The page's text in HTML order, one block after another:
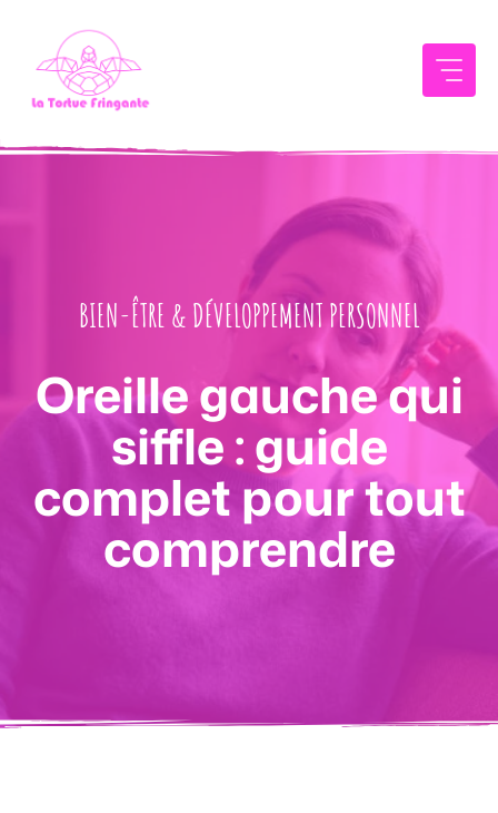
contenu
BIEN-ÊTRE & DÉVELOPPEMENT PERSONNEL
Oreille gauche qui
siffle : guide
complet pour tout
comprendre